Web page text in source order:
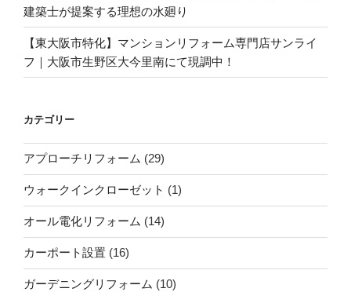
建築士が提案する理想の水廻り
【東大阪市特化】マンションリフォーム専門店サンライ
フ｜大阪市生野区大今里南にて現調中！
カテゴリー
アプローチリフォーム (29)
ウォークインクローゼット (1)
オール電化リフォーム (14)
カーポート設置 (16)
ガーデニングリフォーム (10)